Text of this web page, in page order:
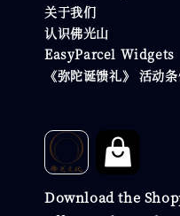
关于我们
认识佛光山
EasyParcel Widgets
《弥陀诞馈礼》 活动
Download the